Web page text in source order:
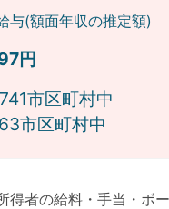
与(額面年収の推定額)
円
市区町村中
区町村中
者の給料・手当・ボ